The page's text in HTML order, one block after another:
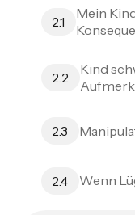
2.1
Mein
2.2
Kind
2.3
2.4 Wenn